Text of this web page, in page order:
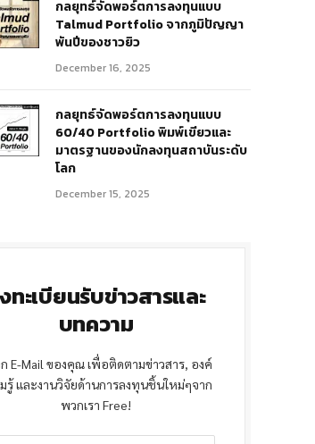
กลยุทธ์จัดพอร์ตการลงทุนแบบ
Talmud Portfolio จากภูมิปัญญา
พันปีของชาวยิว
December 16, 2025
กลยุทธ์จัดพอร์ตการลงทุนแบบ
60/40 Portfolio พิมพ์เขียวและ
มาตรฐานของนักลงทุนสถาบันระดับ
โลก
December 15, 2025
ทะเบียนรับข่าวสารและ
บทความ
E-Mail ของคุณ เพื่อติดตามข่าวสาร, องค์
รู้ และงานวิจัยด้านการลงทุนชิ้นใหม่ๆจาก
พวกเรา Free!